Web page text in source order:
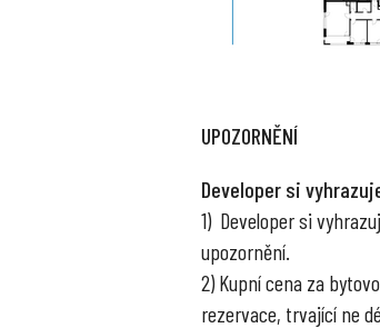
UPOZORNĚNÍ
Developer si
1) Developer si
upozornění.
2) Kupní cena za
rezervace, trvající ne